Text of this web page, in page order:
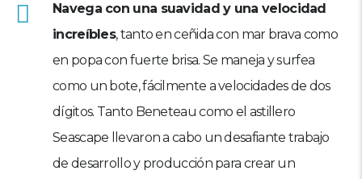
Navega con una suavidad y una velocidad
increíbles,tanto en ceñida con mar brava como
en popa con fuerte brisa. Se maneja y surfea
como un bote,fácilmente a velocidades de dos
dígitos. Tanto Beneteau como el astillero
Seascape llevaron a cabo un desafiante trabajo
de desarrollo y producción para crear un